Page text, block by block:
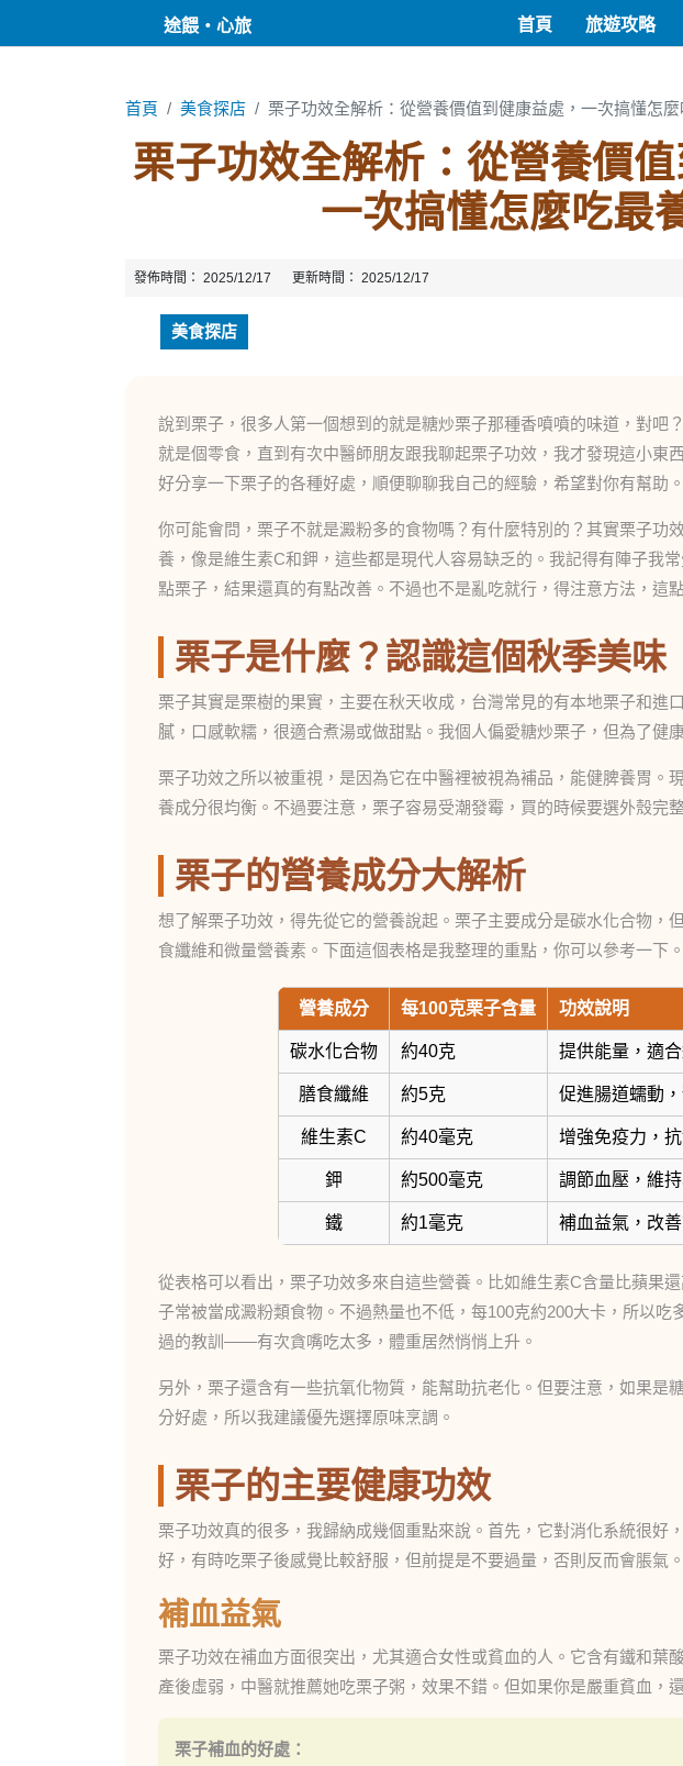
途餵・心旅 首頁 旅遊攻略
首頁 美食探店 栗子功效全解析：從營養價值到健康益處，一次搞懂怎
栗子功效全解析：從營養價值
一次搞懂怎麼吃最
發佈時間： 2025/12/17 更新時間： 2025/12/17
美食探店
說到栗子，很多人第一個想到的就是糖炒栗子那種香噴噴的味道，對吧
就是個零食，直到有次中醫師朋友跟我聊起栗子功效，我才發現這小東
好分享一下栗子的各種好處，順便聊聊我自己的經驗，希望對你有幫助。
你可能會問，栗子不就是澱粉多的食物嗎？有什麼特別的？其實栗子功
養，像是維生素C和鉀，這些都是現代人容易缺乏的。我記得有陣子我
點栗子，結果還真的有點改善。不過也不是亂吃就行，得注意方法，這
栗子是什麼？認識這個秋季美味
栗子其實是栗樹的果實，主要在秋天收成，台灣常見的有本地栗子和進
膩，口感軟糯，很適合煮湯或做甜點。我個人偏愛糖炒栗子，但為了健
栗子功效之所以被重視，是因為它在中醫裡被視為補品，能健脾養胃。
養成分很均衡。不過要注意，栗子容易受潮發霉，買的時候要選外殼完
栗子的營養成分大解析
想了解栗子功效，得先從它的營養說起。栗子主要成分是碳水化合物，
食纖維和微量營養素。下面這個表格是我整理的重點，你可以參考一下。
營養成分 每100克栗子含量 功效說明
碳水化合物 約40克 提供能量，適
膳食纖維 約5克 促進腸道蠕動
維生素C 約40毫克 增強免疫力，
鉀 約500毫克 調節血壓，維
鐵 約1毫克 補血益氣，改
從表格可以看出，栗子功效多來自這些營養。比如維生素C含量比蘋果
子常被當成澱粉類食物。不過熱量也不低，每100克約200大卡，所以吃
過的教訓——有次貪嘴吃太多，體重居然悄悄上升。
另外，栗子還含有一些抗氧化物質，能幫助抗老化。但要注意，如果是
分好處，所以我建議優先選擇原味烹調。
栗子的主要健康功效
栗子功效真的很多，我歸納成幾個重點來說。首先，它對消化系統很好
好，有時吃栗子後感覺比較舒服，但前提是不要過量，否則反而會脹氣。
補血益氣
栗子功效在補血方面很突出，尤其適合女性或貧血的人。它含有鐵和葉
產後虛弱，中醫就推薦她吃栗子粥，效果不錯。但如果你是嚴重貧血，
栗子補血的好處：